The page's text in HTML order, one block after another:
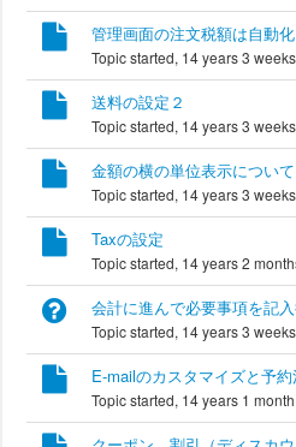
管理画面の注文税額は自動
Topic started, 14 years 3
送料の設定２
Topic started, 14 years 3
金額の横の単位表示について
Topic started, 14 years 3
Taxの設定
Topic started, 14 years 2
会計に進んで必要事項を記
Topic started, 14 years 3
E-mailのカスタマイズと予
Topic started, 14 years 1